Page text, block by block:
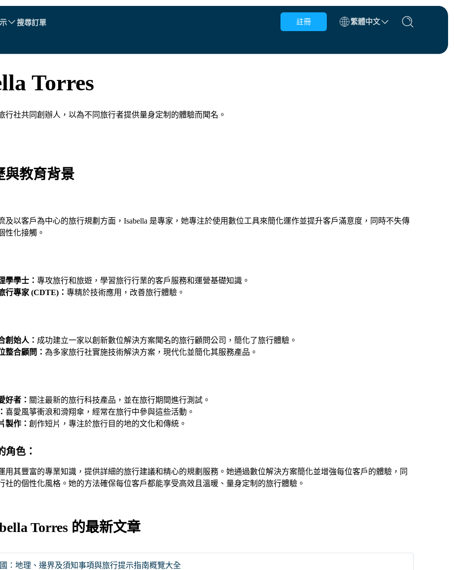
搜尋訂單 註冊 繁體中文
柬埔寨
Torres
行社共同創辦人，以為不同旅行者提供量身定制的體驗而聞名。
與教育背景
及以客戶為中心的旅行規劃方面，Isabella 是專家，她專注於使用數位工具來簡化運作並提升客戶滿意度，同時不失傳
性化接觸。
學學士： 專攻旅行和旅遊，學習旅行行業的客戶服務和運營基礎知識。
行專家 (CDTE)： 專精於技術應用，改善旅行體驗。
創始人： 成功建立一家以創新數位解決方案聞名的旅行顧問公司，簡化了旅行體驗。
整合顧問： 為多家旅行社實施技術解決方案，現代化並簡化其服務產品。
好者： 關注最新的旅行科技產品，並在旅行期間進行測試。
喜愛風箏衝浪和滑翔傘，經常在旅行中參與這些活動。
製作： 創作短片，專注於旅行目的地的文化和傳統。
角色：
運用其豐富的專業知識，提供詳細的旅行建議和精心的規劃服務。她通過數位解決方案簡化並增強每位客戶的體驗，同
社的個性化風格。她的方法確保每位客戶都能享受高效且溫暖、量身定制的旅行體驗。
Torres 的最新文章
：地理、邊界及須知事項與旅行提示指南概覽大全